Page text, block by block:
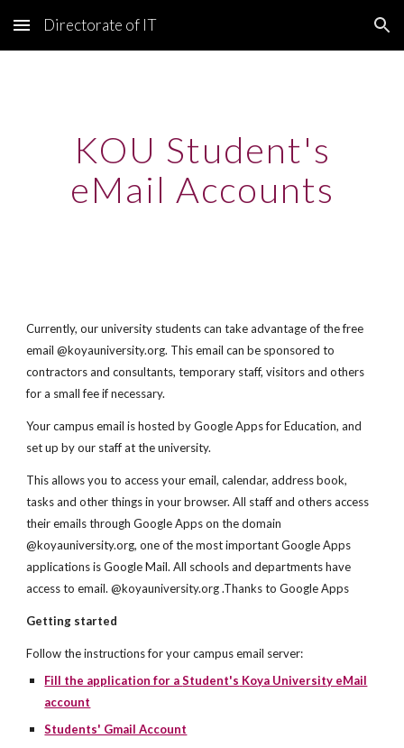
Skip to main content Skip to navigation
Directorate of IT
KOU Student's
eMail Accounts
Currently, our university students can take advantage of the free
email @koyauniversity.org. This email can be sponsored to
contractors and consultants, temporary staff, visitors and others
for a small fee if necessary.
Your campus email is hosted by Google Apps for Education, and
set up by our staff at the university.
This allows you to access your email, calendar, address book,
tasks and other things in your browser. All staff and others access
their emails through Google Apps on the domain
@koyauniversity.org, one of the most important Google Apps
applications is Google Mail. All schools and departments have
access to email. @koyauniversity.org .Thanks to Google Apps
Getting started
Follow the instructions for your campus email server:
Fill the application for aStudent's Koya University eMail
account
Students' Gmail Account